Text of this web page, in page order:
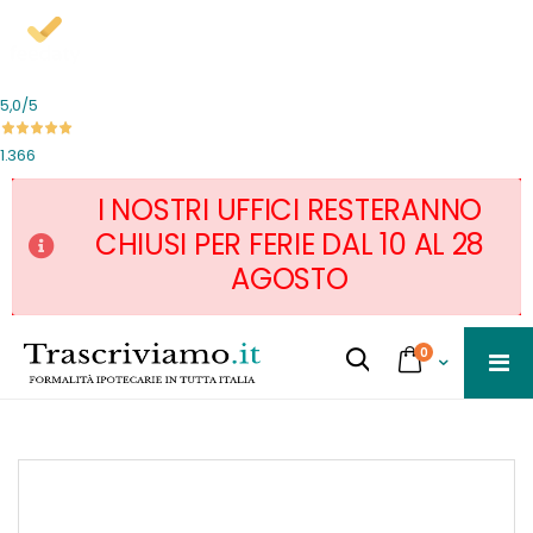
5,0/5
1.366
I NOSTRI UFFICI RESTERANNO
CHIUSI PER FERIE DAL 10 AL 28
AGOSTO
al
contenuto
Cart
0servizi
Cerca...
Skip